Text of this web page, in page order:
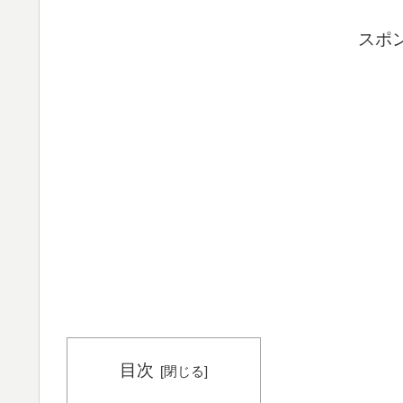
スポ
目次